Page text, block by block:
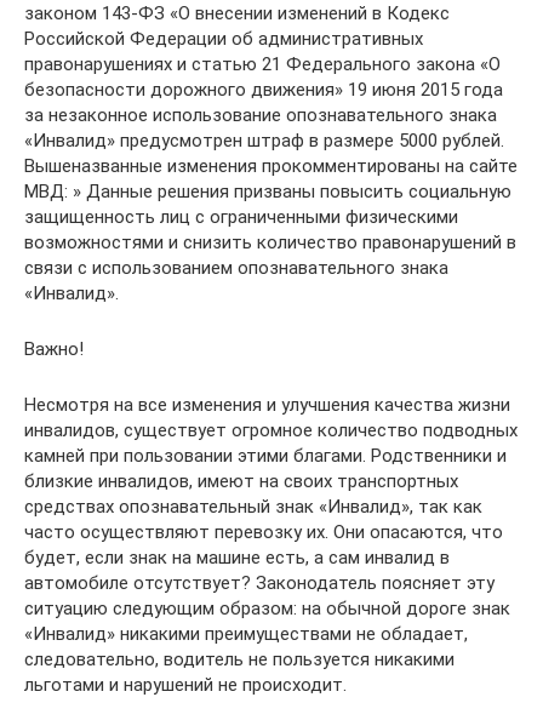
законом 143-ФЗ «О внесении изменений в Кодекс
Российской Федерации об административных
правонарушениях и статью 21 Федерального закона «О
безопасности дорожного движения» 19 июня 2015 года
за незаконное использование опознавательного знака
«Инвалид» предусмотрен штраф в размере 5000 рублей.
Вышеназванные изменения прокомментированы на сайте
МВД: » Данные решения призваны повысить социальную
защищенность лиц с ограниченными физическими
возможностями и снизить количество правонарушений в
связи с использованием опознавательного знака
«Инвалид».
Важно!
Несмотря на все изменения и улучшения качества жизни
инвалидов, существует огромное количество подводных
камней при пользовании этими благами. Родственники и
близкие инвалидов, имеют на своих транспортных
средствах опознавательный знак «Инвалид», так как
часто осуществляют перевозку их. Они опасаются, что
будет, если знак на машине есть, а сам инвалид в
автомобиле отсутствует? Законодатель поясняет эту
ситуацию следующим образом: на обычной дороге знак
«Инвалид» никакими преимуществами не обладает,
следовательно, водитель не пользуется никакими
льготами и нарушений не происходит.